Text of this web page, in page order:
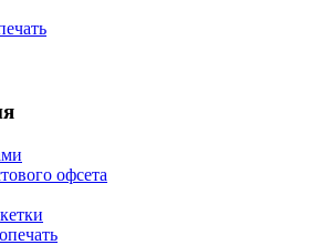
офсета